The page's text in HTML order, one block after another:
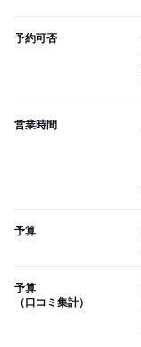
予約可否
営業時間
予算
予算
（口コミ集計）